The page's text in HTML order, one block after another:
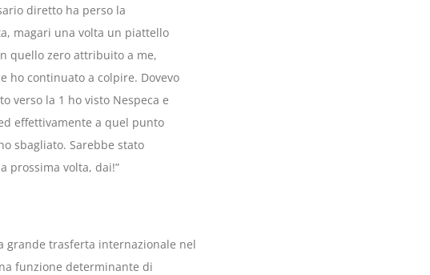
diretto ha perso la
magari una volta un piattello
quello zero attribuito a me,
ho continuato a colpire. Dovevo
verso la 1 ho visto Nespeca e
effettivamente a quel punto
sbagliato. Sarebbe stato
prossima volta, dai!”
grande trasferta internazionale nel
funzione determinante di